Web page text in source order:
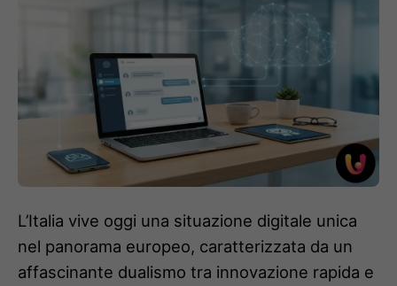
L’Italia vive oggi una situazione digitale unica
nel panorama europeo, caratterizzata da un
affascinante dualismo tra innovazione rapida e